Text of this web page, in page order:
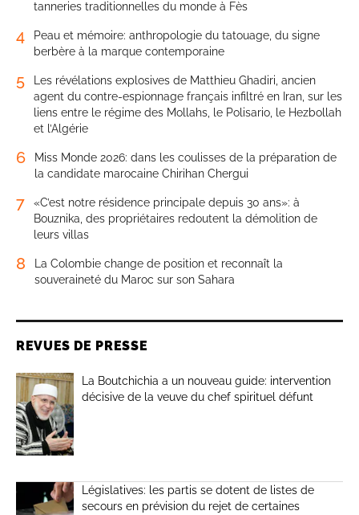
tanneries traditionnelles du monde à Fès
4
Peau et mémoire: anthropologie du tatouage, du signe
berbère à la marque contemporaine
5
Les révélations explosives de Matthieu Ghadiri, ancien
agent du contre-espionnage français infiltré en Iran, sur les
liens entre le régime des Mollahs, le Polisario, le Hezbollah
et l’Algérie
6
Miss Monde 2026: dans les coulisses de la préparation de
la candidate marocaine Chirihan Chergui
7
«C’est notre résidence principale depuis 30 ans»: à
Bouznika, des propriétaires redoutent la démolition de
leurs villas
8
La Colombie change de position et reconnaît la
souveraineté du Maroc sur son Sahara
REVUES DE PRESSE
La Boutchichia a un nouveau guide: intervention
décisive de la veuve du chef spirituel défunt
Législatives: les partis se dotent de listes de
secours en prévision du rejet de certaines